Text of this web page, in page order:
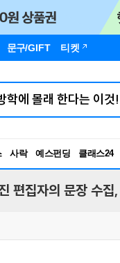
문구/GIFT 티켓
사락 예스펀딩 클래스24
편집자의 문장 수집,